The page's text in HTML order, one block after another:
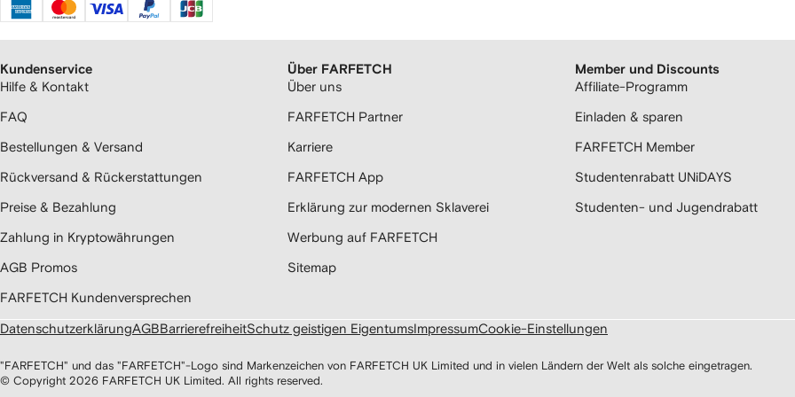
Kundenservice
Hilfe & Kontakt
FAQ
Bestellungen & Versand
Rückversand & Rückerstattungen
Preise & Bezahlung
Zahlung in Kryptowährungen
AGB Promos
FARFETCH Kundenversprechen
Über FARFETCH
Über uns
FARFETCH Partner
Karriere
FARFETCH App
Erklärung zur modernen Sklaverei
Werbung auf FARFETCH
Sitemap
Member und Discounts
Affiliate-Programm
Einladen & sparen
FARFETCH Member
Studentenrabatt UNiDAYS
Studenten- und Jugendrabatt
DatenschutzerklärungAGBBarrierefreiheitSchutz geistigen EigentumsImpressumCookie-Einstellungen
"FARFETCH" und das "FARFETCH"-Logo sind Markenzeichen von FARFETCH UK Limited und in vielen Ländern der Welt als solche eingetragen.
© Copyright 2026 FARFETCH UK Limited. All rights reserved.